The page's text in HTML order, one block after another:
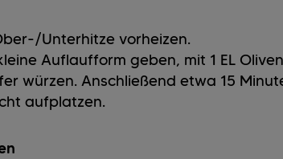
Unterhitze vorheizen.
Auflaufform geben, mit 1 EL
würzen. Anschließend etwa 15
aufplatzen.